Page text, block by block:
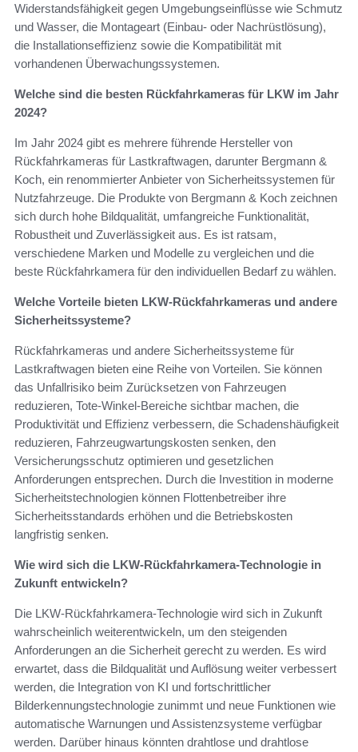
Widerstandsfähigkeit gegen Umgebungseinflüsse wie Schmutz
und Wasser, die Montageart (Einbau- oder Nachrüstlösung),
die Installationseffizienz sowie die Kompatibilität mit
vorhandenen Überwachungssystemen.
Welche sind die besten Rückfahrkameras für LKW im Jahr
2024?
Im Jahr 2024 gibt es mehrere führende Hersteller von
Rückfahrkameras für Lastkraftwagen, darunter Bergmann &
Koch, ein renommierter Anbieter von Sicherheitssystemen für
Nutzfahrzeuge. Die Produkte von Bergmann & Koch zeichnen
sich durch hohe Bildqualität, umfangreiche Funktionalität,
Robustheit und Zuverlässigkeit aus. Es ist ratsam,
verschiedene Marken und Modelle zu vergleichen und die
beste Rückfahrkamera für den individuellen Bedarf zu wählen.
Welche Vorteile bieten LKW-Rückfahrkameras und andere
Sicherheitssysteme?
Rückfahrkameras und andere Sicherheitssysteme für
Lastkraftwagen bieten eine Reihe von Vorteilen. Sie können
das Unfallrisiko beim Zurücksetzen von Fahrzeugen
reduzieren, Tote-Winkel-Bereiche sichtbar machen, die
Produktivität und Effizienz verbessern, die Schadenshäufigkeit
reduzieren, Fahrzeugwartungskosten senken, den
Versicherungsschutz optimieren und gesetzlichen
Anforderungen entsprechen. Durch die Investition in moderne
Sicherheitstechnologien können Flottenbetreiber ihre
Sicherheitsstandards erhöhen und die Betriebskosten
langfristig senken.
Wie wird sich die LKW-Rückfahrkamera-Technologie in
Zukunft entwickeln?
Die LKW-Rückfahrkamera-Technologie wird sich in Zukunft
wahrscheinlich weiterentwickeln, um den steigenden
Anforderungen an die Sicherheit gerecht zu werden. Es wird
erwartet, dass die Bildqualität und Auflösung weiter verbessert
werden, die Integration von KI und fortschrittlicher
Bilderkennungstechnologie zunimmt und neue Funktionen wie
automatische Warnungen und Assistenzsysteme verfügbar
werden. Darüber hinaus könnten drahtlose und drahtlose